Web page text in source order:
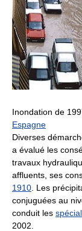
Inondation de
Espagne
Diverses
a évalué les
travaux
affluents, ses
1910 . Les
conjuguées au
conduit les
2002.